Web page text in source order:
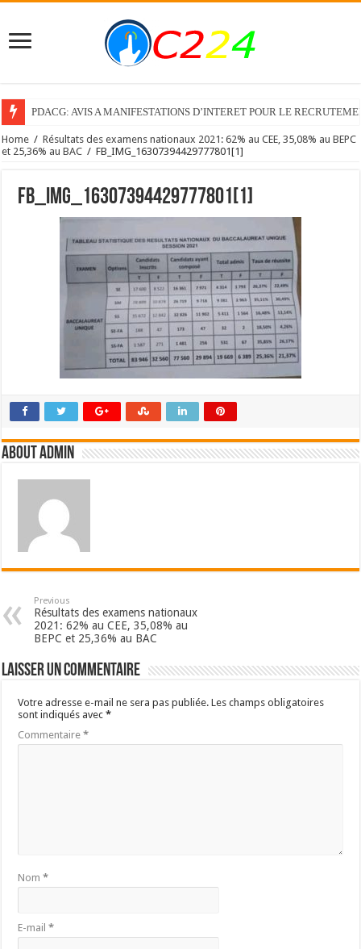
PDACG: AVIS A MANIFESTATIONS D’INTERET POUR LE
Home / Résultats des examens nationaux 2021: 62% au CEE, 35,08% au BEPC
et 25,36% au BAC / FB_IMG_16307394429777801[1]
FB_IMG_16307394429777801[1]
About admin
Previous
Résultats des examens nationaux
2021: 62% au CEE, 35,08% au
BEPC et 25,36% au BAC
Laisser un commentaire
Votre adresse e-mail ne sera pas publiée. Les champs obligatoires
sont indiqués avec*
Commentaire*
Nom*
E-mail*